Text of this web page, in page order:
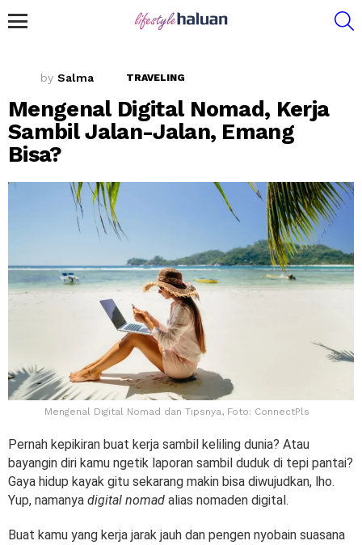
by Salma TRAVELING
Mengenal Digital Nomad, Kerja
Sambil Jalan-Jalan, Emang
Bisa?
Mengenal Digital Nomad dan Tipsnya, Foto: ConnectPls
Pernah kepikiran buat kerja sambil keliling dunia? Atau
bayangin diri kamu ngetik laporan sambil duduk di tepi pantai?
Gaya hidup kayak gitu sekarang makin bisa diwujudkan, lho.
Yup, namanya digital nomad alias nomaden digital.
Buat kamu yang kerja jarak jauh dan pengen nyobain suasana